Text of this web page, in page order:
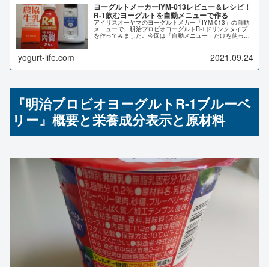
ヨーグルトメーカーIYM-013レビュー＆レシピ！
R-1飲むヨーグルトを自動メニューで作る
アイリスオーヤマのヨーグルトメカー「IYM-013」の自動
メニューで、明治プロビオヨーグルトR-1ドリンクタイプ
を作ってみました。今回は「自動メニュー」だけを使った
yogurt-life.com 2021.09.24
『明治プロビオヨーグルトR-1ブルーベ
リー』概要と栄養成分表示と原材料